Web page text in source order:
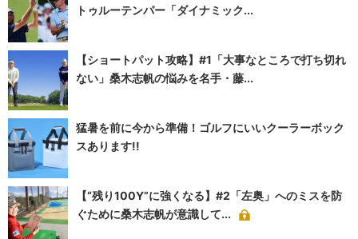
トゥルーテンパー「ダイナミック...
【ショートパット攻略】#1「大事なところで打ち切れ
ない」桑木志帆の悩みを名手・藤...
猛暑を前に今から準備！ゴルフにいいクーラーボック
スあります!!
【“残り100Y”に強くなる】#2「左奥」へのミスを防
ぐために桑木志帆が意識して...